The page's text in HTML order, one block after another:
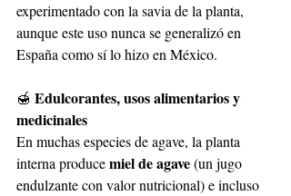
experimentado con la savia de la planta,
aunque este uso nunca se generalizó en
España como sí lo hizo en México.
🍯 Edulcorantes, usos alimentarios y
medicinales
En muchas especies de agave, la planta
interna producemiel de agave(un jugo
endulzante con valor nutricional) e incluso